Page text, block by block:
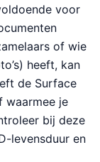
voor
of wie
heeft, kan
de Surface
waarmee je
bij deze
levensduur en